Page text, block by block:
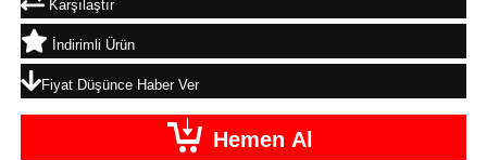
Karşılaştır
İndirimli Ürün
Fiyat Düşünce Haber Ver